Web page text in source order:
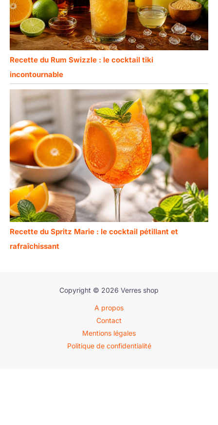
Recette du Rum Swizzle : le cocktail tiki
incontournable
Recette du Spritz Marie : le cocktail pétillant et
rafraîchissant
Copyright © 2026 Verres shop
A propos
Contact
Mentions légales
Politique de confidentialité